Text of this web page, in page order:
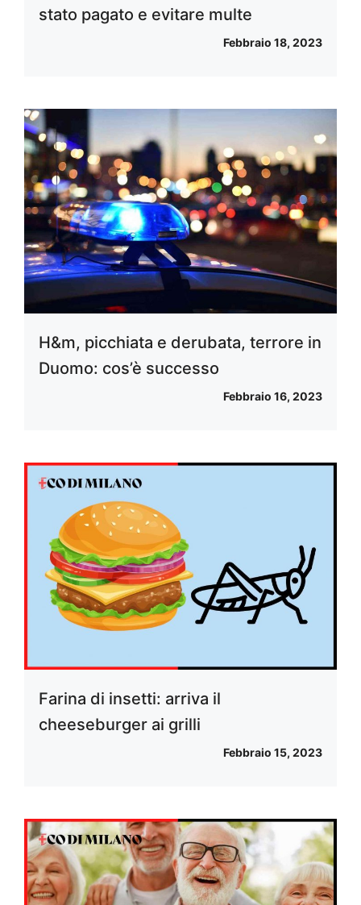
stato pagato e evitare multe
Febbraio 18, 2023
H&m, picchiata e derubata, terrore in
Duomo: cos’è successo
Febbraio 16, 2023
Farina di insetti: arriva il
cheeseburger ai grilli
Febbraio 15, 2023